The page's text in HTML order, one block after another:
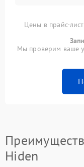
Цены в прайс-
Мы проверим ваше
Hiden